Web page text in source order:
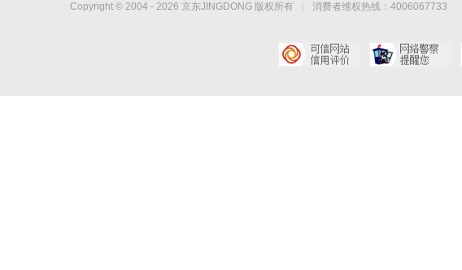
Copyright © 2004 - 2026 京东JINGDONG 版权所有 消费者维权热线：4006067733